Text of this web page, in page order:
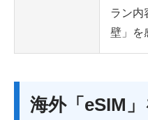
ラン内
壁」を
海外「eSIM